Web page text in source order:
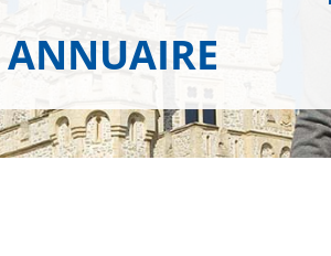
ANNUAIRE